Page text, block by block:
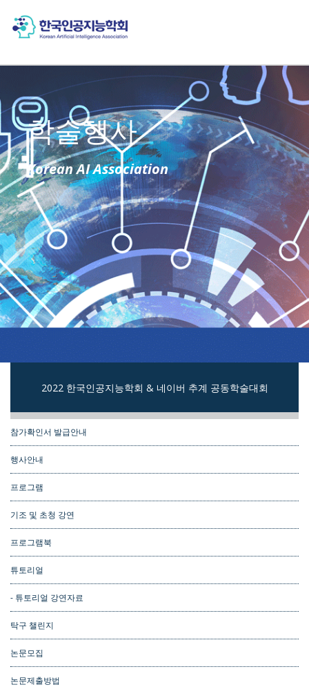
학술행사
Korean AI Association
2022 한국인공지능학회 & 네이버 추계 공동학술대회
참가확인서 발급안내
행사안내
프로그램
기조 및 초청 강연
프로그램북
튜토리얼
- 튜토리얼 강연자료
탁구 챌린지
논문모집
논문제출방법